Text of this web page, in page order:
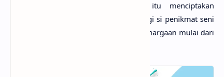
menyenangkan dan bentuk-bentuk itu menciptakan
keindahan. Akan timbul kenikmatan bagi si penikmat seni
yang kemudian akan memberikan penghargaan mulai dari